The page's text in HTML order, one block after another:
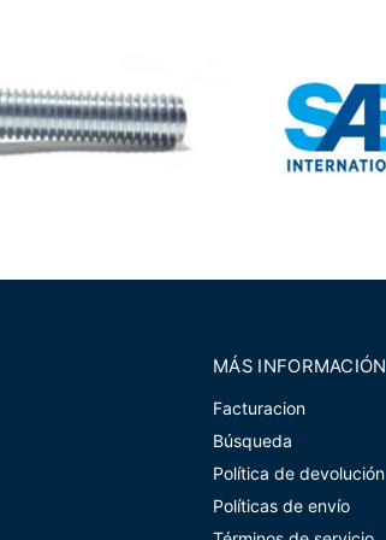
MÁS INFORMACIÓN
Facturacion
Búsqueda
Política de devolución
Políticas de envío